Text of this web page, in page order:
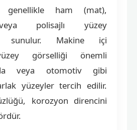
ham (mat),
polisajlı yüzey
sunulur. Makine içi
görselliği önemli
veya otomotiv gibi
yüzeyler tercih edilir.
korozyon direncini